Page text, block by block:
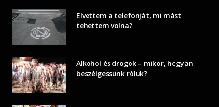
Elvettem a telefonját, mi mást
tehettem volna?
Alkohol és drogok – mikor, hogyan
beszélgessünk róluk?